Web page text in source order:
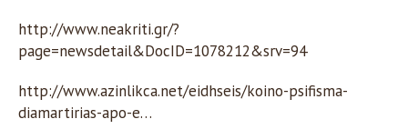
http://www.neakriti.gr/?
page=newsdetail&DocID=1078212&srv=94
http://www.azinlikca.net/eidhseis/koino-psifisma-
diamartirias-apo-e…